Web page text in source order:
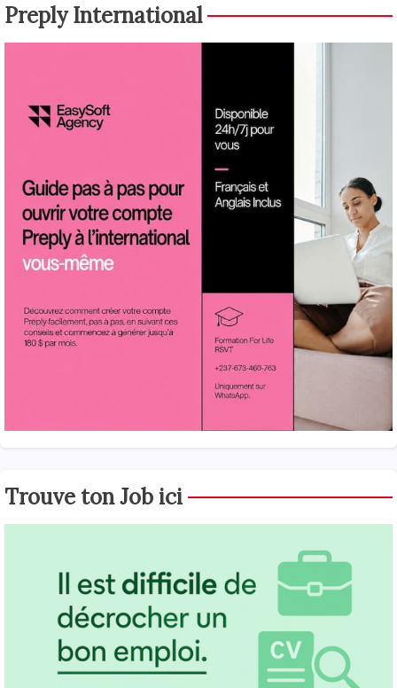
Preply International
Trouve ton Job ici